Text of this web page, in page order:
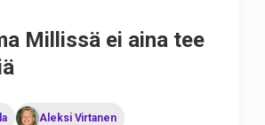
Millissä ei aina tee
Aleksi Virtanen